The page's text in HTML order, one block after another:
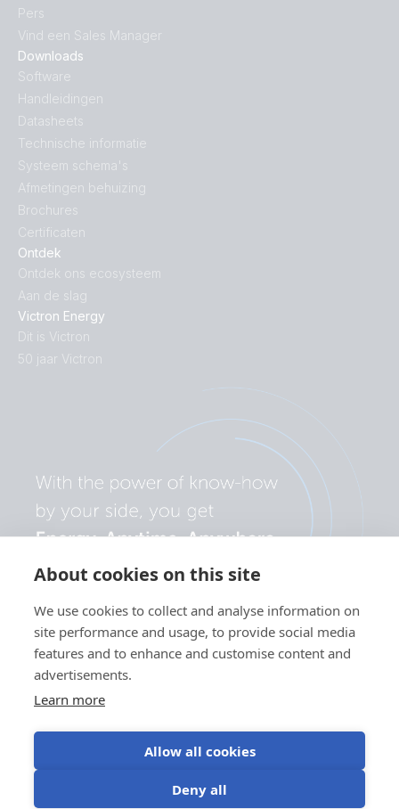
About cookies on this site
We use cookies to collect and analyse information on
site performance and usage, to provide social media
features and to enhance and customise content and
advertisements.
Learn more
Allow all cookies
Deny all
Ontdek
Ontdek ons ecosysteem
Aan de slag
Victron Energy
Dit is Victron
50 jaar Victron
Downloads
Software
Handleidingen
Datasheets
Technische informatie
Systeem schema's
Afmetingen behuizing
Brochures
Certificaten
Pers
Vind een Sales Manager
Privacybeleid
cookies